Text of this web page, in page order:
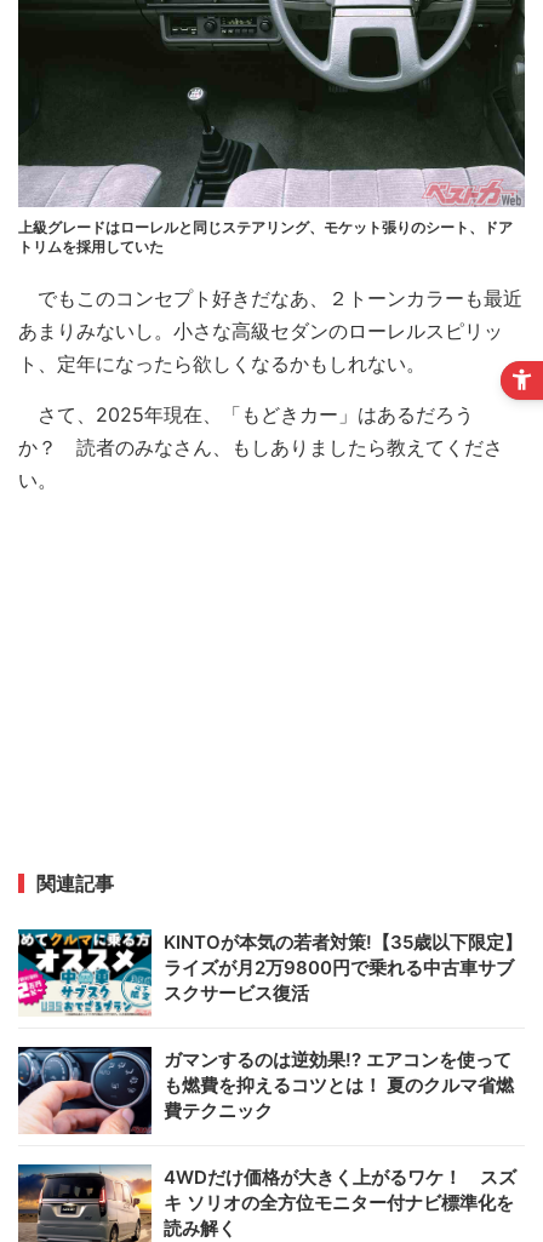
上級グレードはローレルと同じステアリング、モケット張りのシート、ドア
トリムを採用していた
でもこのコンセプト好きだなあ、２トーンカラーも最近
あまりみないし。小さな高級セダンのローレルスピリッ
ト、定年になったら欲しくなるかもしれない。
さて、2025年現在、「もどきカー」はあるだろう
か？ 読者のみなさん、もしありましたら教えてくださ
い。
関連記事
KINTOが本気の若者対策!【35歳以下限定】
ライズが月2万9800円で乗れる中古車サブ
スクサービス復活
ガマンするのは逆効果!? エアコンを使って
も燃費を抑えるコツとは！ 夏のクルマ省燃
費テクニック
4WDだけ価格が大きく上がるワケ！ スズ
キ ソリオの全方位モニター付ナビ標準化を
読み解く